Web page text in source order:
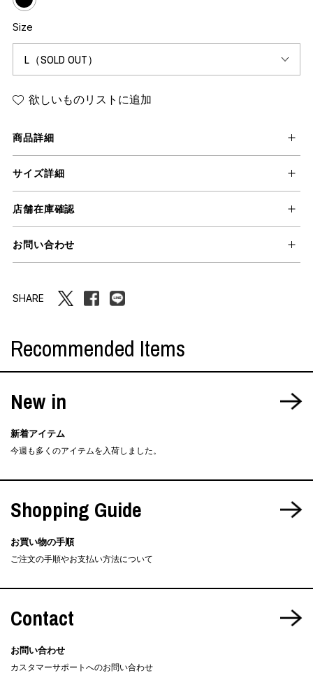
Size
欲しいものリストに追加
商品詳細
サイズ詳細
店舗在庫確認
お問い合わせ
SHARE
Recommended Items
New in
新着アイテム
今週も多くのアイテムを入荷しました。
Shopping Guide
お買い物の手順
ご注文の手順やお支払い方法について
Contact
お問い合わせ
カスタマーサポートへのお問い合わせ